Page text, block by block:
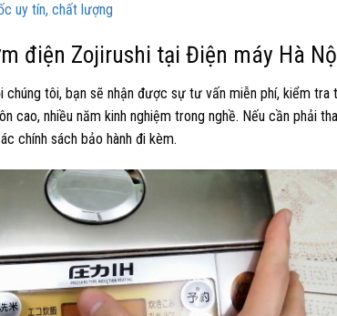
uy tín, chất lượng
điện Zojirushi tại Điện máy Hà
chúng tôi, bạn sẽ nhận được sự tư vấn miễn phí, kiểm
cao, nhiều năm kinh nghiệm trong nghề. Nếu cần phải
chính sách bảo hành đi kèm.